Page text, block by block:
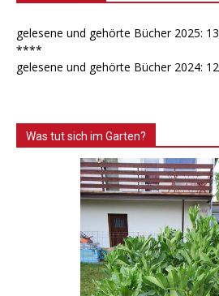
gelesene und gehörte Bücher 2025:
****
gelesene und gehörte Bücher 2024:
Was tut sich im Garten?